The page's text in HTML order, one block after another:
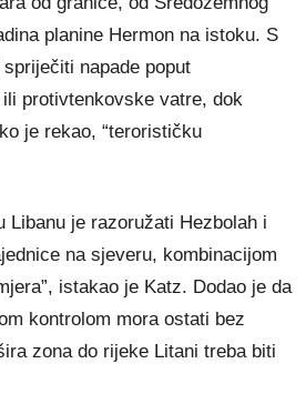
planine Hermon na istoku. S
napade poput
protivtenkovske vatre, dok
je rekao, “terorističku
Libanu je razoružati Hezbolah i
na sjeveru, kombinacijom
istakao je Katz. Dodao je da
kontrolom mora ostati bez
zona do rijeke Litani treba biti